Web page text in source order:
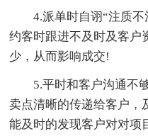
4.派单时自诩“注质
约客时跟进不及时及客户
少，从而影响成交!
5.平时和客户沟通不
卖点清晰的传递给客户，
能及时的发现客户对对项